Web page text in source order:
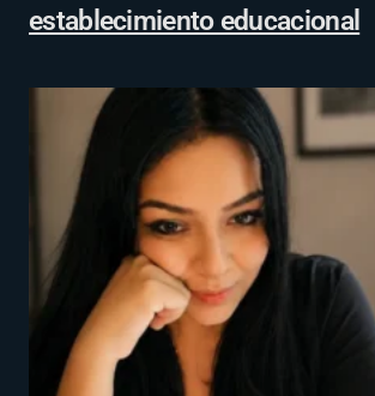
establecimiento educacional